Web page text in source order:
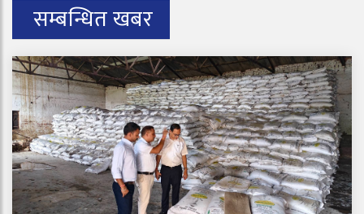
सम्बन्धित खबर